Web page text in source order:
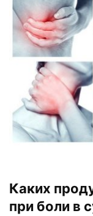
Каких
при боли в